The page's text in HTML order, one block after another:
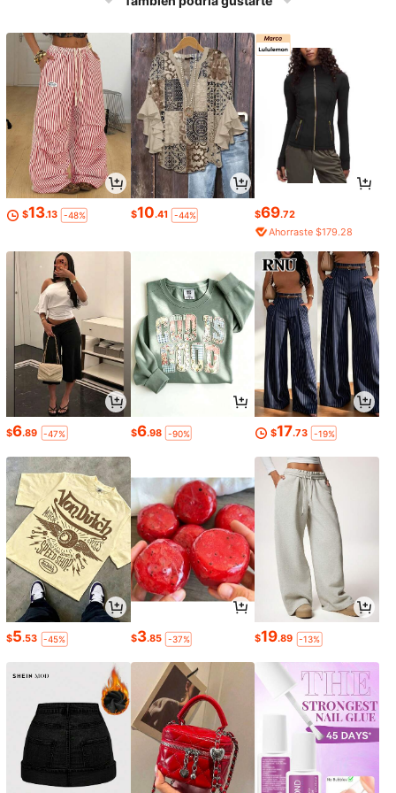
e Gracias a padres y amigos.
e Gracias a padres y amigos.
$13.13 -48% $10.41 -44% $69.72
Ahorraste $179.28
$6.89 -47% $6.98 -90% $17.73 -19%
$5.53 -45% $3.85 -37% $19.89 -13%